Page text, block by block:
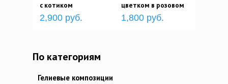
с котиком
2,900 руб.
цветком в розовом
1,800 руб.
По категориям
Гелиевые композиции